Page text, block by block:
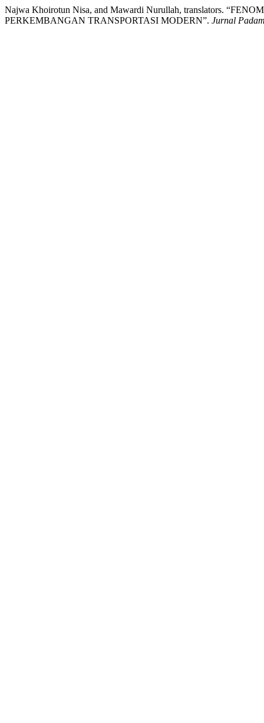
Najwa Khoirotun Nisa, and Mawardi Nurullah, translators.
PERKEMBANGAN TRANSPORTASI MODERN”. Jurnal